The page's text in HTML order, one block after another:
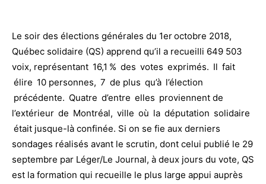
Le soir des élections générales du 1er octobre 2018,
Québec solidaire (QS) apprend qu’il a recueilli 649 503
voix, représentant 16,1 % des votes exprimés. Il fait
élire 10 personnes, 7 de plus qu’à l’élection
précédente. Quatre d’entre elles proviennent de
l’extérieur de Montréal, ville où la députation solidaire
était jusque-là confinée. Si on se fie aux derniers
sondages réalisés avant le scrutin, dont celui publié le 29
septembre par Léger/Le Journal, à deux jours du vote, QS
est la formation qui recueille le plus large appui auprès